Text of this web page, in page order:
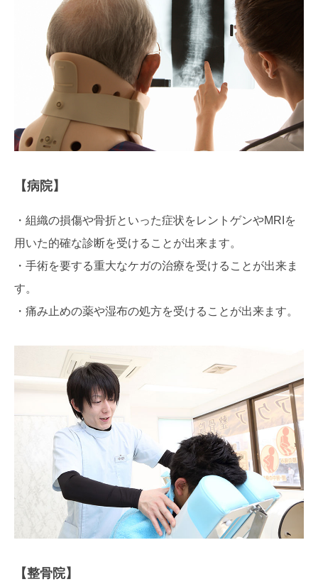
【病院】
・組織の損傷や骨折といった症状をレントゲンやMRIを
用いた的確な診断を受けることが出来ます。
・手術を要する重大なケガの治療を受けることが出来ま
す。
・痛み止めの薬や湿布の処方を受けることが出来ます。
【整骨院】